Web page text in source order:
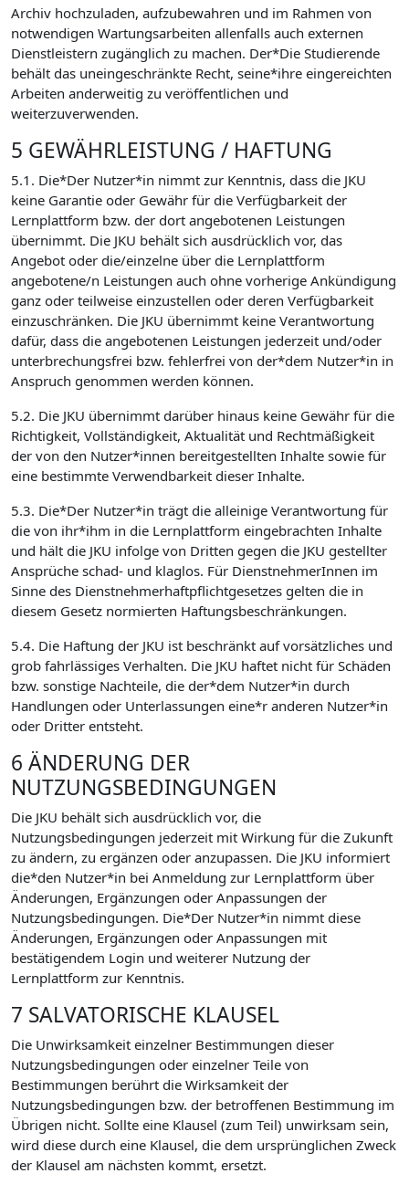
Archiv hochzuladen, aufzubewahren und im Rahmen von
notwendigen Wartungsarbeiten allenfalls auch externen
Dienstleistern zugänglich zu machen. Der*Die Studierende
behält das uneingeschränkte Recht, seine*ihre eingereichten
Arbeiten anderweitig zu veröffentlichen und
weiterzuverwenden.
5 GEWÄHRLEISTUNG / HAFTUNG
5.1. Die*Der Nutzer*in nimmt zur Kenntnis, dass die JKU
keine Garantie oder Gewähr für die Verfügbarkeit der
Lernplattform bzw. der dort angebotenen Leistungen
übernimmt. Die JKU behält sich ausdrücklich vor, das
Angebot oder die/einzelne über die Lernplattform
angebotene/n Leistungen auch ohne vorherige Ankündigung
ganz oder teilweise einzustellen oder deren Verfügbarkeit
einzuschränken. Die JKU übernimmt keine Verantwortung
dafür, dass die angebotenen Leistungen jederzeit und/oder
unterbrechungsfrei bzw. fehlerfrei von der*dem Nutzer*in in
Anspruch genommen werden können.
5.2. Die JKU übernimmt darüber hinaus keine Gewähr für die
Richtigkeit, Vollständigkeit, Aktualität und Rechtmäßigkeit
der von den Nutzer*innen bereitgestellten Inhalte sowie für
eine bestimmte Verwendbarkeit dieser Inhalte.
5.3. Die*Der Nutzer*in trägt die alleinige Verantwortung für
die von ihr*ihm in die Lernplattform eingebrachten Inhalte
und hält die JKU infolge von Dritten gegen die JKU gestellter
Ansprüche schad- und klaglos. Für DienstnehmerInnen im
Sinne des Dienstnehmerhaftpflichtgesetzes gelten die in
diesem Gesetz normierten Haftungsbeschränkungen.
5.4. Die Haftung der JKU ist beschränkt auf vorsätzliches und
grob fahrlässiges Verhalten. Die JKU haftet nicht für Schäden
bzw. sonstige Nachteile, die der*dem Nutzer*in durch
Handlungen oder Unterlassungen eine*r anderen Nutzer*in
oder Dritter entsteht.
6 ÄNDERUNG DER
NUTZUNGSBEDINGUNGEN
Die JKU behält sich ausdrücklich vor, die
Nutzungsbedingungen jederzeit mit Wirkung für die Zukunft
zu ändern, zu ergänzen oder anzupassen. Die JKU informiert
die*den Nutzer*in bei Anmeldung zur Lernplattform über
Änderungen, Ergänzungen oder Anpassungen der
Nutzungsbedingungen. Die*Der Nutzer*in nimmt diese
Änderungen, Ergänzungen oder Anpassungen mit
bestätigendem Login und weiterer Nutzung der
Lernplattform zur Kenntnis.
7 SALVATORISCHE KLAUSEL
Die Unwirksamkeit einzelner Bestimmungen dieser
Nutzungsbedingungen oder einzelner Teile von
Bestimmungen berührt die Wirksamkeit der
Nutzungsbedingungen bzw. der betroffenen Bestimmung im
Übrigen nicht. Sollte eine Klausel (zum Teil) unwirksam sein,
wird diese durch eine Klausel, die dem ursprünglichen Zweck
der Klausel am nächsten kommt, ersetzt.